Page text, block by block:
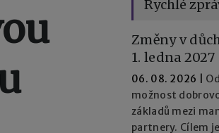
Rychlé
Změny v
1. ledna 2027
06. 08. 2026
možnost
základů mezi
partnery. Cílem